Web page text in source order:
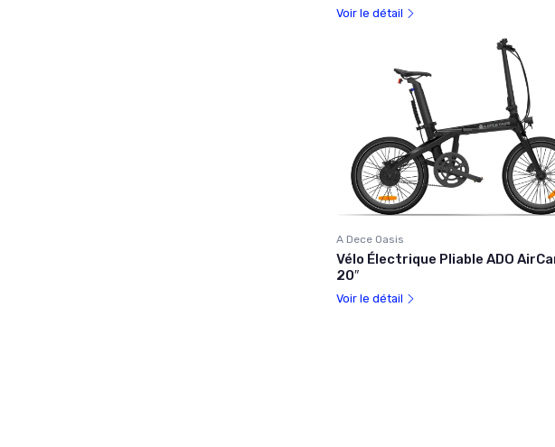
Voir le détail
A Dece Oasis
Vélo Électrique Pliable ADO
20″
Voir le détail